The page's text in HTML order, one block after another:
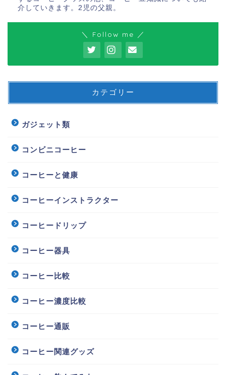
介していきます。2児の父親。
＼ Follow me ／
カテゴリー
ガジェット類
コンビニコーヒー
コーヒーと健康
コーヒーインストラクター
コーヒードリップ
コーヒー器具
コーヒー比較
コーヒー濃度比較
コーヒー通販
コーヒー関連グッズ